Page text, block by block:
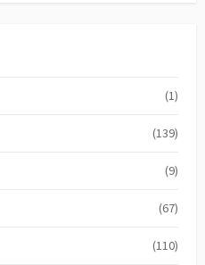
(1)
(139)
(9)
(67)
(110)